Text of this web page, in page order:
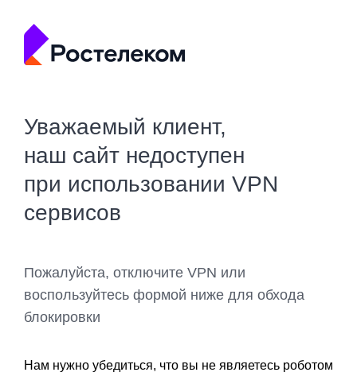
Уважаемый клиент,
наш сайт недоступен
при использовании VPN
сервисов
Пожалуйста, отключите VPN или
воспользуйтесь формой ниже для обхода
блокировки
Нам нужно убедиться, что вы не являетесь роботом